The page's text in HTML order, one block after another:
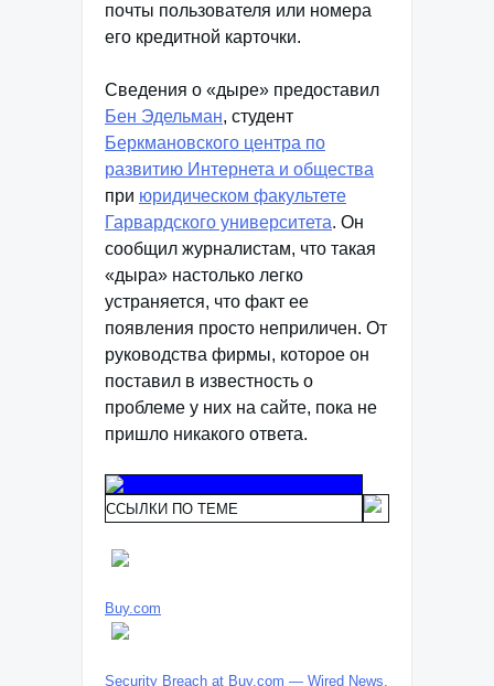
почты пользователя или номера
его кредитной карточки.
Сведения о «дыре» предоставил
Бен Эдельман, студент
Беркмановского центра по
развитию Интернета и общества
при юридическом факультете
Гарвардского университета. Он
сообщил журналистам, что такая
«дыра» настолько легко
устраняется, что факт ее
появления просто неприличен. От
руководства фирмы, которое он
поставил в известность о
проблеме у них на сайте, пока не
пришло никакого ответа.
ССЫЛКИ ПО ТЕМЕ
Buy.com
Security Breach at Buy.com — Wired News,